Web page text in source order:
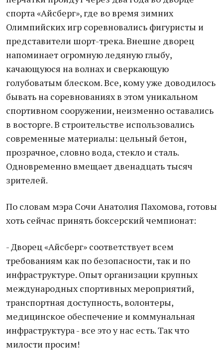
спорта «Айсберг», где во время зимних
Олимпийских игр соревновались фигуристы и
представители шорт-трека. Внешне дворец
напоминает огромную ледяную глыбу,
качающуюся на волнах и сверкающую
голубоватым блеском. Все, кому уже доводилось
бывать на соревнованиях в этом уникальном
спортивном сооружении, неизменно оставались
в восторге. В строительстве использовались
современные материалы: цельный бетон,
прозрачное, словно вода, стекло и сталь.
Одновременно вмещает двенадцать тысяч
зрителей.
По словам мэра Сочи Анатолия Пахомова, готовы
хоть сейчас принять боксерский чемпионат:
- Дворец «Айсберг» соответствует всем
требованиям как по безопасности, так и по
инфраструктуре. Опыт организации крупных
международных спортивных мероприятий,
транспортная доступность, волонтеры,
медицинское обеспечение и коммунальная
инфраструктура - все это у нас есть. Так что
милости просим!